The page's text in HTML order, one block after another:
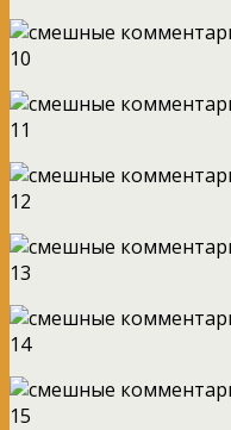
10
11
12
13
14
15